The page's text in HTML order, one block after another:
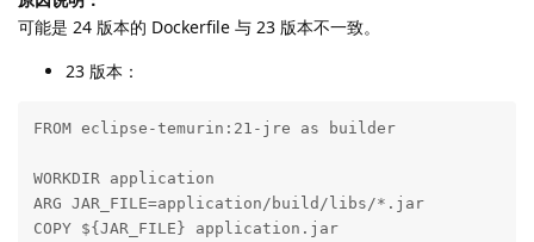
可能是 24 版本的 Dockerfile 与 23 版本不一致。
23 版本：
FROM eclipse-temurin:21-jre as builder
WORKDIR application
ARG JAR_FILE=application/build/libs/*.jar
COPY ${JAR_FILE} application.jar